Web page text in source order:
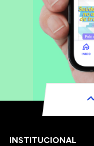
INSTITUCIONAL